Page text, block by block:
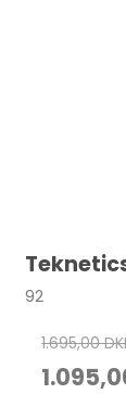
92
1.695,00